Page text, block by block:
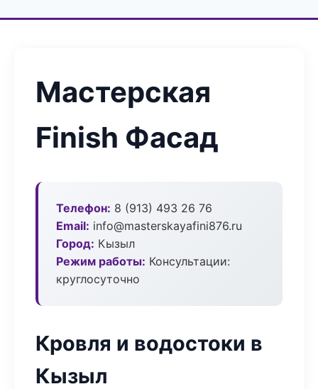
Мастерская
Finish Фасад
Телефон: 8 (913) 493 26 76
Email: info@masterskayafini876.ru
Город: Кызыл
Режим работы: Консультации:
круглосуточно
Кровля и водостоки в
Кызыл